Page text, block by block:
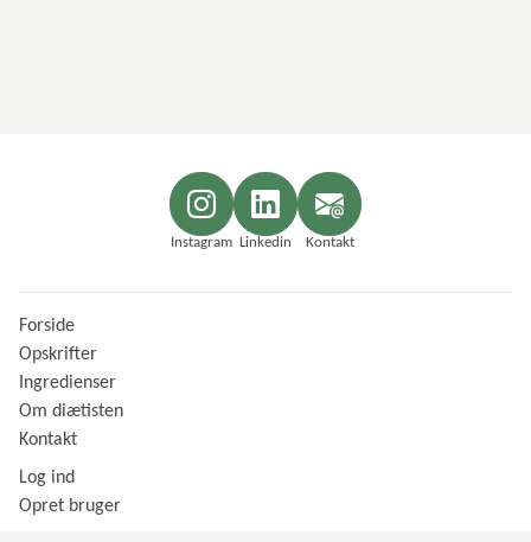
Instagram Linkedin Kontakt
Forside
Opskrifter
Ingredienser
Om diætisten
Kontakt
Log ind
Opret bruger